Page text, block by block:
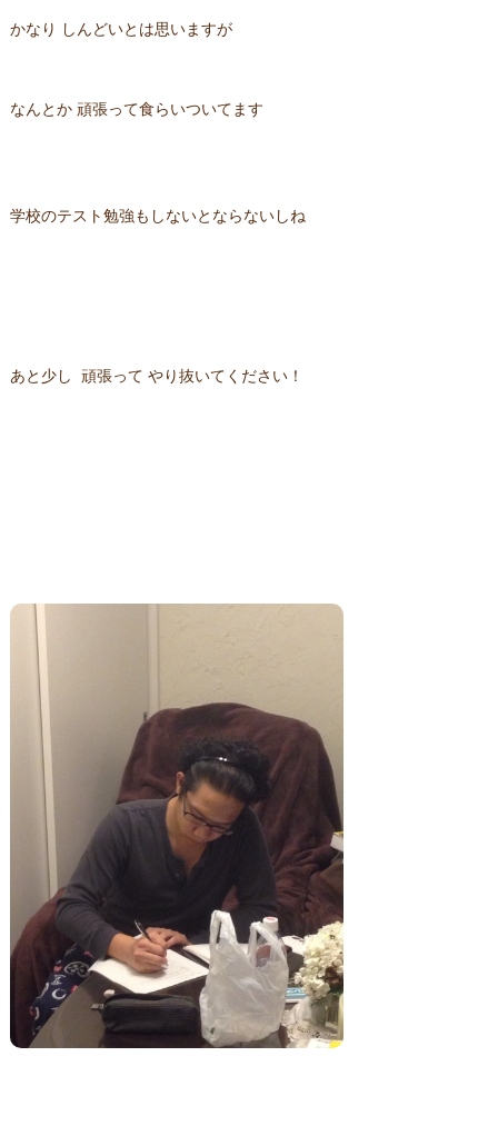
かなり しんどいとは思いますが
なんとか 頑張って食らいついてます
学校のテスト勉強もしないとならないしね
あと少し 頑張って やり抜いてください！